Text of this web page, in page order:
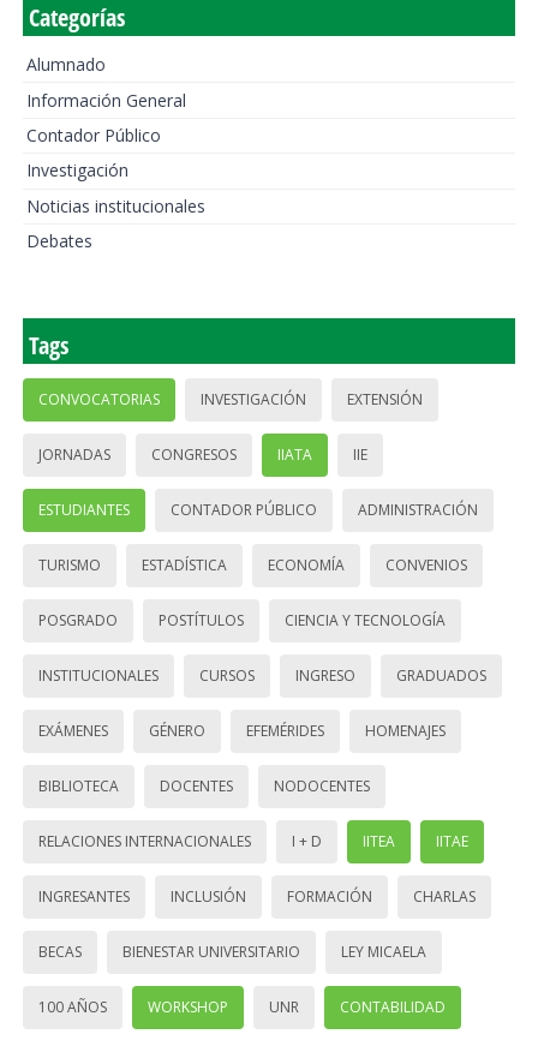
Categorías
Alumnado
Información General
Contador Público
Investigación
Noticias institucionales
Debates
Tags
CONVOCATORIAS INVESTIGACIÓN EXTENSIÓN
JORNADAS CONGRESOS IIATA IIE
ESTUDIANTES CONTADOR PÚBLICO ADMINISTRACIÓN
TURISMO ESTADÍSTICA ECONOMÍA CONVENIOS
POSGRADO POSTÍTULOS CIENCIA Y TECNOLOGÍA
INSTITUCIONALES CURSOS INGRESO GRADUADOS
EXÁMENES GÉNERO EFEMÉRIDES HOMENAJES
BIBLIOTECA DOCENTES NODOCENTES
RELACIONES INTERNACIONALES I + D IITEA IITAE
INGRESANTES INCLUSIÓN FORMACIÓN CHARLAS
BECAS BIENESTAR UNIVERSITARIO LEY MICAELA
100 AÑOS WORKSHOP UNR CONTABILIDAD